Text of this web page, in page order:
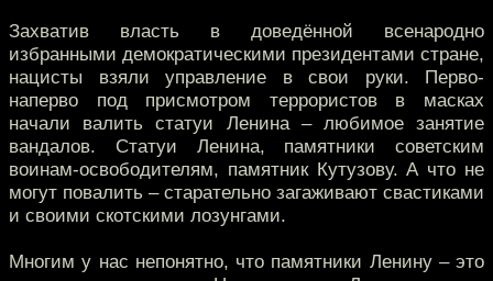
Захватив власть в доведённой всенародно
избранными демократическими президентами стране,
нацисты взяли управление в свои руки. Перво-
наперво под присмотром террористов в масках
начали валить статуи Ленина – любимое занятие
вандалов. Статуи Ленина, памятники советским
воинам-освободителям, памятник Кутузову. А что не
могут повалить – старательно загаживают свастиками
и своими скотскими лозунгами.
Многим у нас непонятно, что памятники Ленину – это